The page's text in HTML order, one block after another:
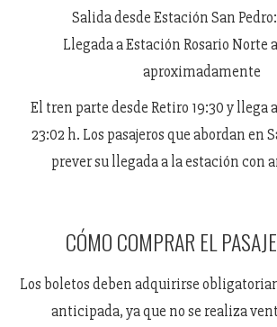
Salida desde Estación San
Llegada a Estación Rosario Norte
aproximadamente
El tren parte desde Retiro 19:30 y llega
23:02 h. Los pasajeros que abordan en
prever su llegada a la estación con
CÓMO COMPRAR EL
Los boletos deben adquirirse
anticipada, ya que no se realiza